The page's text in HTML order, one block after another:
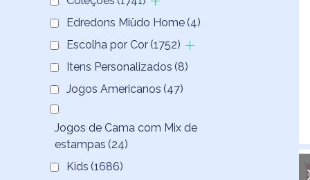
Edredons Miüdo Home (4)
Escolha por Cor (1752)
Itens Personalizados (8)
Jogos Americanos (47)
Jogos de Cama com Mix de
estampas (24)
Kids (1686)